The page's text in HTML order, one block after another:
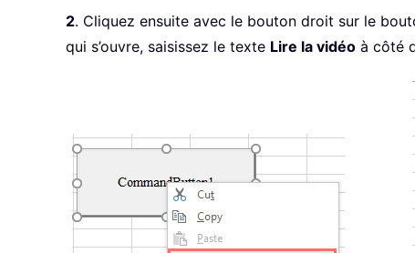
2. Cliquez ensuite avec le bouton droit sur le
qui s’ouvre, saisissez le texte Lire la vidéo à côté